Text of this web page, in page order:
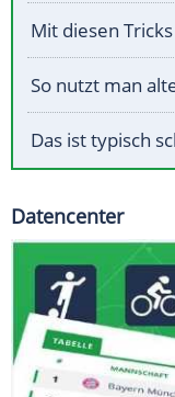
Mit diesen
So nutzt man
Das ist typisch
Datencenter